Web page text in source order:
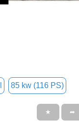
85 kw (116 PS)
★ ➦